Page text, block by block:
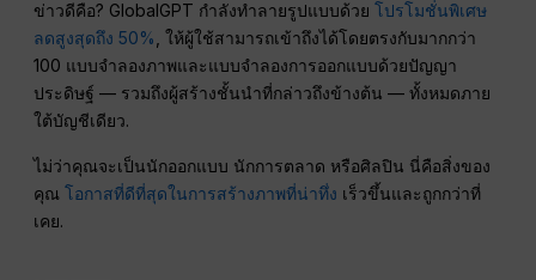
ข่าวดีคือ? GlobalGPT กำลังทำลายรูปแบบด้วยโปรโมชั่นพิเศษ
ลดสูงสุดถึง 50% , ให้ผู้ใช้สามารถเข้าถึงได้โดยตรงกับมากกว่า
100 แบบจำลองภาพและแบบจำลองการออกแบบด้วยปัญญา
ประดิษฐ์ — รวมถึงผู้สร้างชั้นนำที่กล่าวถึงข้างต้น — ทั้งหมดภาย
ใต้บัญชีเดียว.
ไม่ว่าคุณจะเป็นนักออกแบบ นักการตลาด หรือศิลปิน นี่คือสิ่งของ
คุณโอกาสที่ดีที่สุดในการสร้างภาพที่น่าทึ่ง เร็วขึ้นและถูกกว่าที่
เคย.